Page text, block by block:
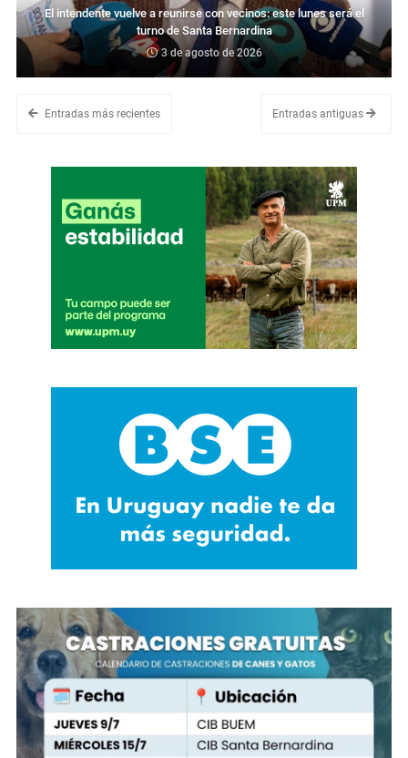
El intendente vuelve a reunirse con vecinos: este lunes será el
turno de Santa Bernardina
3 de agosto de 2026
Entradas más recientes Entradas antiguas